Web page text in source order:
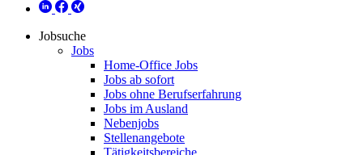
Jobsuche
Jobs
Home-Office Jobs
Jobs ab sofort
Jobs ohne Berufserfahrung
Jobs im Ausland
Nebenjobs
Stellenangebote
Tätigkeitsbereiche